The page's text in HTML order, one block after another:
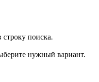
строку поиска.
нужный вариант.